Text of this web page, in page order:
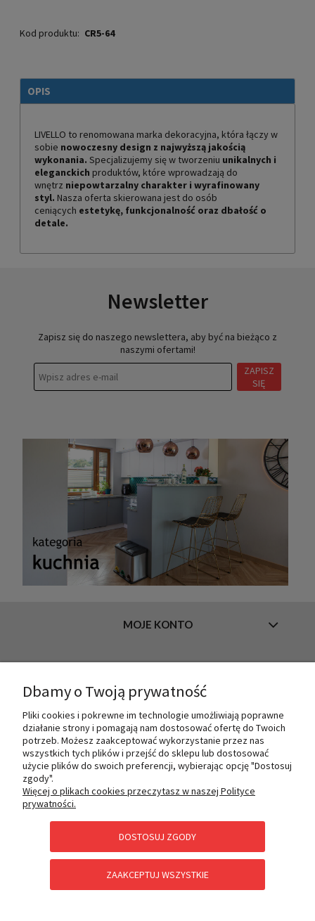
Kod produktu: CR5-64
OPIS
LIVELLO to renomowana marka dekoracyjna, która łączy w
sobie nowoczesny design z najwyższą jakością
wykonania. Specjalizujemy się w tworzeniu unikalnych i
eleganckich produktów, które wprowadzają do
wnętrz niepowtarzalny charakter i wyrafinowany
styl. Nasza oferta skierowana jest do osób
ceniących estetykę, funkcjonalność oraz dbałość o
detale.
Newsletter
Zapisz się do naszego newslettera, aby być na bieżąco z
naszymi ofertami!
ZAPISZ
SIĘ
MOJE KONTO
O NAS
PŁATNOŚCI I DOSTAWA
POMOC
Dbamy o Twoją prywatność
Pliki cookies i pokrewne im technologie umożliwiają poprawne
działanie strony i pomagają nam dostosować ofertę do Twoich
potrzeb. Możesz zaakceptować wykorzystanie przez nas
wszystkich tych plików i przejść do sklepu lub dostosować
użycie plików do swoich preferencji, wybierając opcję "Dostosuj
zgody".
Więcej o plikach cookies przeczytasz w naszej Polityce
prywatności.
DOSTOSUJ ZGODY
ZAAKCEPTUJ WSZYSTKIE